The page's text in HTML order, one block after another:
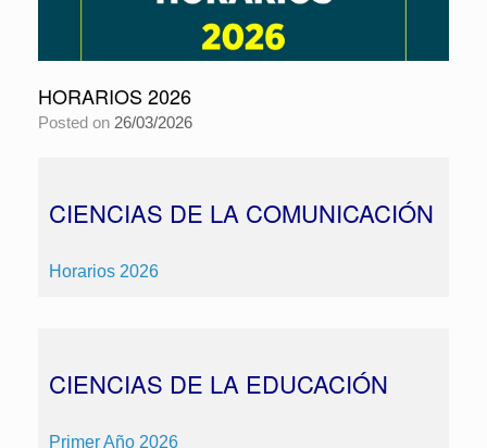
HORARIOS 2026
Posted on 26/03/2026
CIENCIAS DE LA COMUNICACIÓN
Horarios 2026
CIENCIAS DE LA EDUCACIÓN
Primer Año 2026